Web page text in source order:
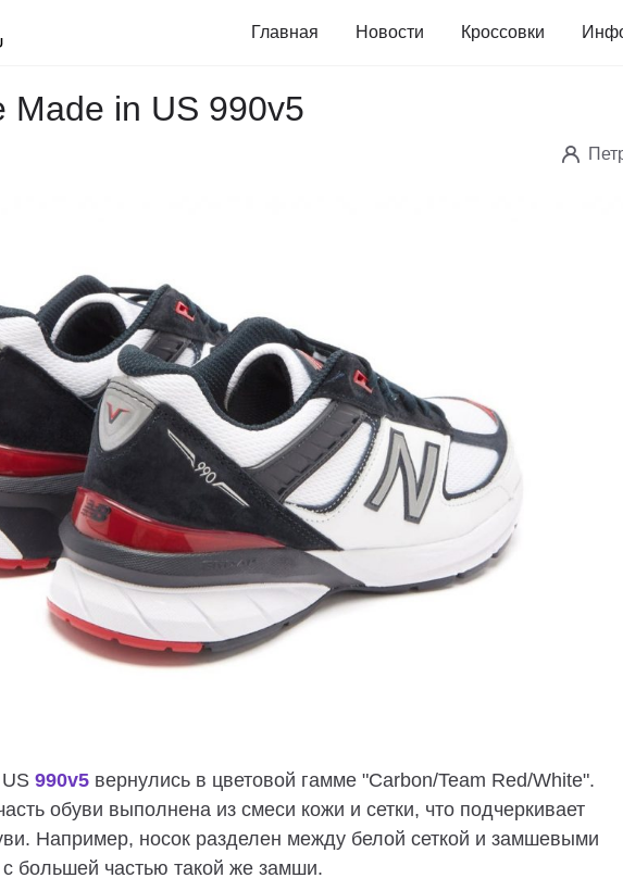
Главная Новости Кроссовки
Made in US 990v5
990v5 вернулись в цветовой гамме "Carbon/Team Red/White".
обуви выполнена из смеси кожи и сетки, что подчеркивает
Например, носок разделен между белой сеткой и замшевыми
большей частью такой же замши.